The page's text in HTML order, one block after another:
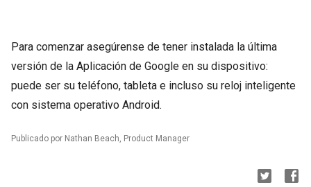
Para comenzar asegúrense de tener instalada la última
versión de la Aplicación de Google en su dispositivo:
puede ser su teléfono, tableta e incluso su reloj inteligente
con sistema operativo Android.
Publicado por Nathan Beach, Product Manager